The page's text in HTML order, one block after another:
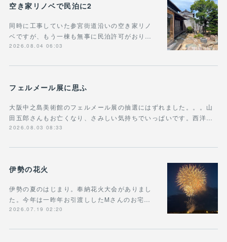
空き家リノベで民泊に2
同時に工事していた参宮街道沿いの空き家リノ
ベですが、もう一棟も無事に民泊許可がおり…
2026.08.04 06:03
フェルメール展に思ふ
大阪中之島美術館のフェルメール展の抽選にはずれました。。。山
田五郎さんもお亡くなり、さみしい気持ちでいっぱいです。西洋…
2026.08.03 08:33
伊勢の花火
伊勢の夏のはじまり。奉納花火大会がありまし
た。今年は一昨年お引渡ししたMさんのお宅…
2026.07.19 02:20